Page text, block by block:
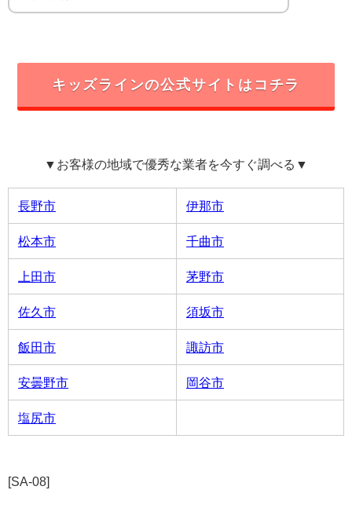
キッズラインの公式サイトはコチラ
▼お客様の地域で優秀な業者を今すぐ調べる▼
長野市 伊那市
松本市 千曲市
上田市 茅野市
佐久市 須坂市
飯田市 諏訪市
安曇野市 岡谷市
塩尻市
[SA-08]